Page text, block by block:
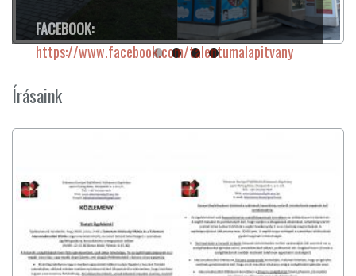
FACEBOOK:
https://www.facebook.com/talentumalapitvany
Írásaink